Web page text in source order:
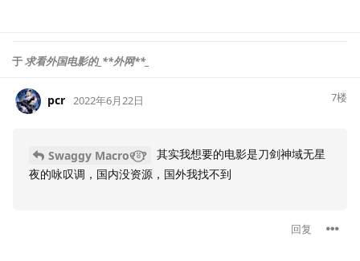
于求看外国电影的_**外网**_
pcr 2022年6月22日 7楼
Swaggy Macro୧⍤⃝?
其实我想要的电影是刀剑神域无星
夜的咏叹调，国内没资源，国外我找不到
回复